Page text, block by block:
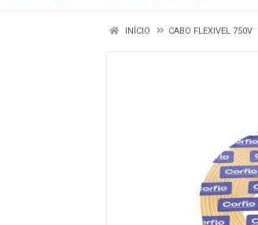
INÍCIO CABO FLEXIVEL 750V